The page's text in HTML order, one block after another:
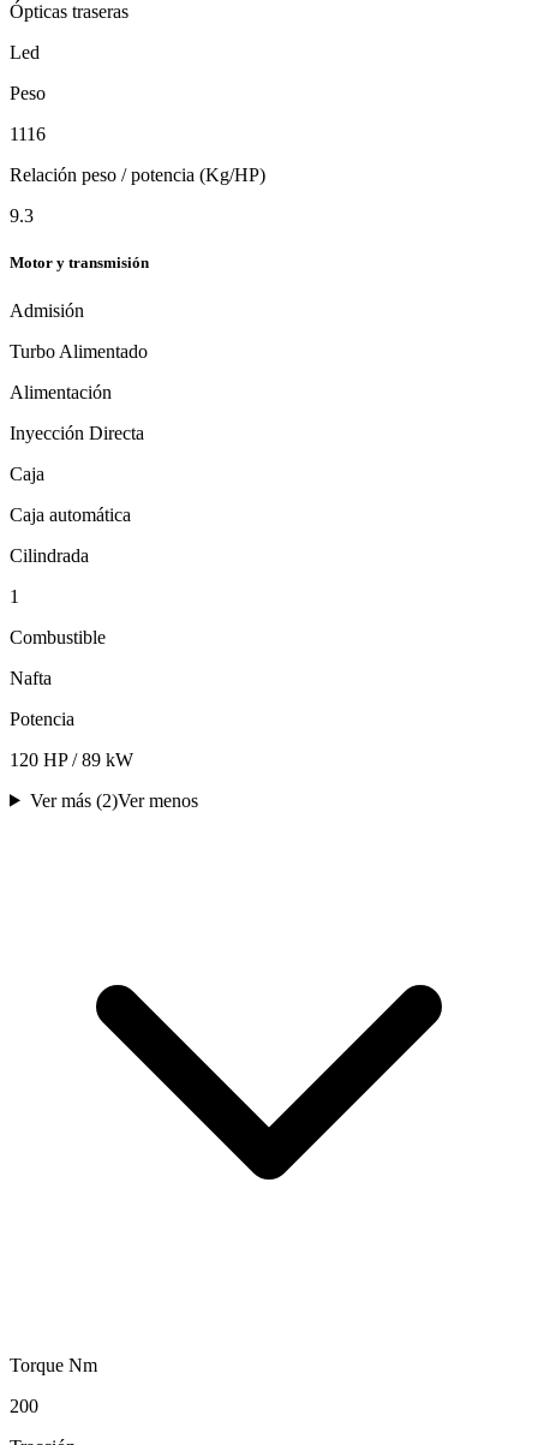
Ópticas traseras
Led
Peso
1116
Relación peso / potencia (Kg/HP)
9.3
Motor y transmisión
Admisión
Turbo Alimentado
Alimentación
Inyección Directa
Caja
Caja automática
Cilindrada
1
Combustible
Nafta
Potencia
120 HP / 89 kW
Ver más (2)Ver menos
Torque Nm
200